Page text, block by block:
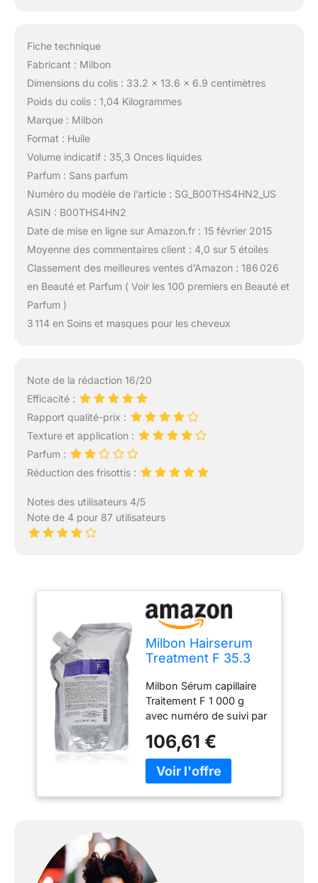
Fiche technique
Fabricant : Milbon
Dimensions du colis : 33.2 x 13.6 x 6.9 centimètres
Poids du colis : 1,04 Kilogrammes
Marque : Milbon
Format : Huile
Volume indicatif : 35,3 Onces liquides
Parfum : Sans parfum
Numéro du modèle de l’article : SG_B00THS4HN2_US
ASIN : B00THS4HN2
Date de mise en ligne sur Amazon.fr : 15 février 2015
Moyenne des commentaires client : 4,0 sur 5 étoiles
Classement des meilleures ventes d’Amazon : 186 026
en Beauté et Parfum ( Voir les 100 premiers en Beauté et
Parfum )
3 114 en Soins et masques pour les cheveux
Note de la rédaction 16/20
Efficacité :
Rapport qualité-prix :
Texture et application :
Parfum :
Réduction des frisottis :
Notes des utilisateurs 4/5
Note de 4 pour 87 utilisateurs
Milbon Hairserum
Treatment F 35.3
Milbon Sérum capillaire
Traitement F 1 000 g
avec numéro de suivi par
106,61 €